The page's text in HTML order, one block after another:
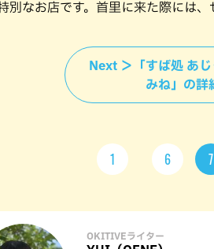
別なお店です。首里に来た際には、
Next ＞「すば処 あ
みね」の詳
1 6 7
OKITIVEライター